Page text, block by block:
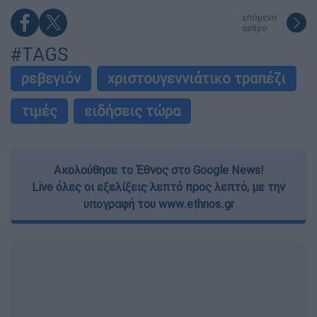
επόμενο
άρθρο
#TAGS
ρεβεγιόν
χριστουγεννιάτικο τραπέζι
τιμές
ειδήσεις τώρα
Ακολούθησε το Έθνος στο Google News!
Live όλες οι εξελίξεις λεπτό προς λεπτό, με την
υπογραφή του www.ethnos.gr